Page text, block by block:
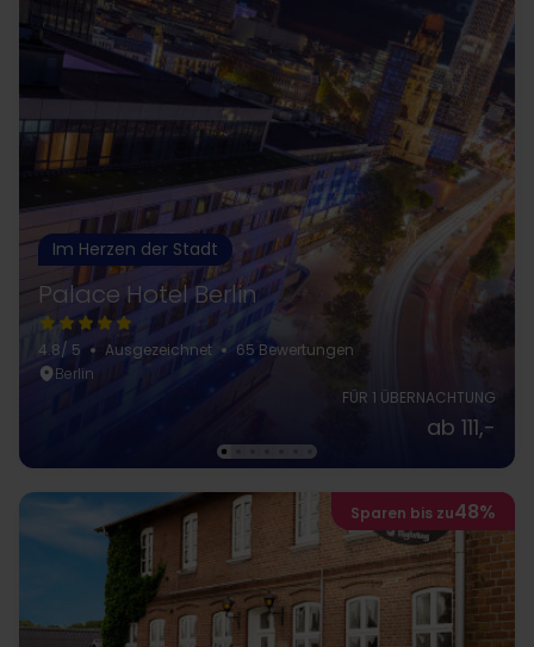
Im Herzen der Stadt
Palace Hotel Berlin
4.8/ 5 Ausgezeichnet
65 Bewertungen
Berlin
FÜR 1 ÜBERNACHTUNG
ab 111,-
Sparen bis zu48%